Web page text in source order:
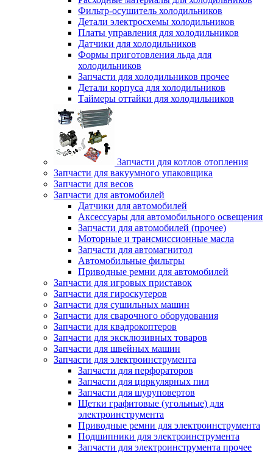
Фильтр-осушитель холодильников
Детали электросхемы холодильников
Платы управления для холодильников
Датчики для холодильников
Формы приготовления льда для
холодильников
Запчасти для холодильников прочее
Детали корпуса для холодильников
Таймеры оттайки для холодильников
Запчасти для котлов отопления
Запчасти для вакуумного упаковщика
Запчасти для весов
Запчасти для автомобилей
Датчики для автомобилей
Аксессуары для автомобильного освещения
Запчасти для автомобилей (прочее)
Моторные и трансмиссионные масла
Запчасти для автомагнитол
Автомобильные фильтры
Приводные ремни для автомобилей
Запчасти для игровых приставок
Запчасти для гироскутеров
Запчасти для сушильных машин
Запчасти для сварочного оборудования
Запчасти для квадрокоптеров
Запчасти для эксклюзивных товаров
Запчасти для швейных машин
Запчасти для электроинструмента
Запчасти для перфораторов
Запчасти для циркулярных пил
Запчасти для шуруповертов
Щетки графитовые (угольные) для
электроинструмента
Приводные ремни для электроинструмента
Подшипники для электроинструмента
Запчасти для электроинструмента прочее